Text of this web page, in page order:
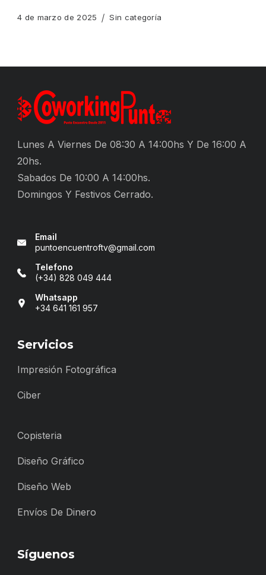
4 de marzo de 2025 Sin categoría
Lunes A Viernes De 08:30 A 14:00hs Y De 16:00 A
20hs.
Sabados De 10:00 A 14:00hs.
Domingos Y Festivos Cerrado.
Email
puntoencuentroftv@gmail.com
Telefono
(+34) 828 049 444
Whatsapp
+34 641 161 957
Servicios
Impresión Fotográfica
Ciber
Copisteria
Diseño Gráfico
Diseño Web
Envíos De Dinero
Síguenos